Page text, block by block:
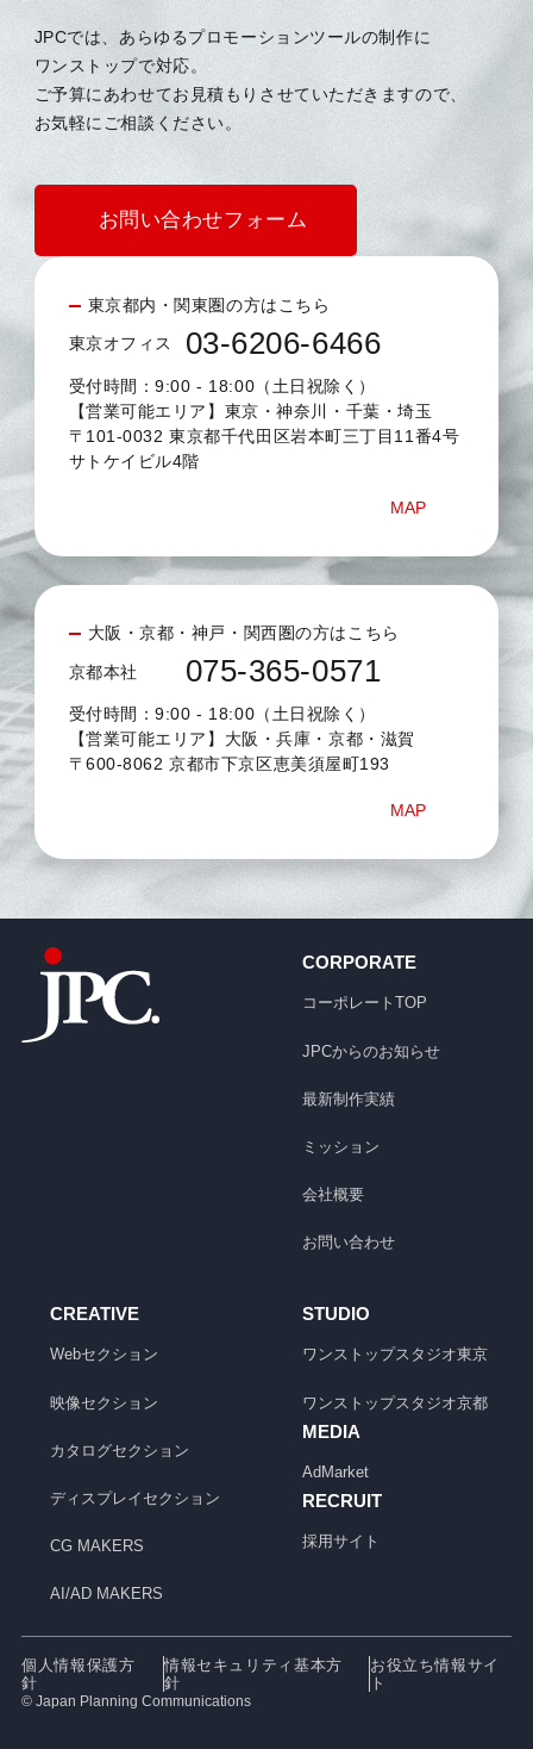
JPCでは、あらゆるプロモーションツールの制作に
ワンストップで対応。
ご予算にあわせてお見積もりさせていただきますので、
お気軽にご相談ください。
お問い合わせフォーム
東京都内・関東圏の方はこちら
東京オフィス 03-6206-6466
受付時間：9:00 - 18:00（土日祝除く）
【営業可能エリア】東京・神奈川・千葉・埼玉
〒101-0032 東京都千代田区岩本町三丁目11番4号
サトケイビル4階
MAP
大阪・京都・神戸・関西圏の方はこちら
京都本社 075-365-0571
受付時間：9:00 - 18:00（土日祝除く）
【営業可能エリア】大阪・兵庫・京都・滋賀
〒600-8062 京都市下京区恵美須屋町193
MAP
CORPORATE
コーポレートTOP
JPCからのお知らせ
最新制作実績
ミッション
会社概要
お問い合わせ
CREATIVE
Webセクション
映像セクション
カタログセクション
ディスプレイセクション
CG MAKERS
AI/AD MAKERS
STUDIO
ワンストップスタジオ東京
ワンストップスタジオ京都
MEDIA
AdMarket
RECRUIT
採用サイト
個人情報保護方
針
情報セキュリティ基本方
針
お役立ち情報サイ
ト
© Japan Planning Communications